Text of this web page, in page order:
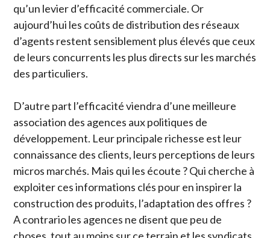
qu’un levier d’efficacité commerciale. Or
aujourd’hui les coûts de distribution des réseaux
d’agents restent sensiblement plus élevés que ceux
de leurs concurrents les plus directs sur les marchés
des particuliers.
D’autre part l’efficacité viendra d’une meilleure
association des agences aux politiques de
développement. Leur principale richesse est leur
connaissance des clients, leurs perceptions de leurs
micros marchés. Mais qui les écoute ? Qui cherche à
exploiter ces informations clés pour en inspirer la
construction des produits, l’adaptation des offres ?
A contrario les agences ne disent que peu de